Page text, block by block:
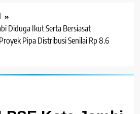
Diduga Ikut Serta Bersiasat
Pipa Distribusi Senilai Rp 8.6